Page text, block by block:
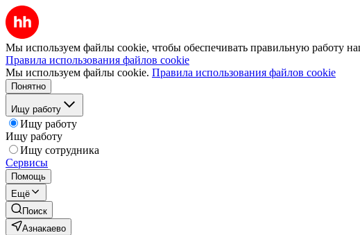
Мы используем файлы cookie, чтобы обеспечивать правильную работу
Правила использования файлов cookie
Мы используем файлы cookie. Правила использования файлов cookie
Понятно
Ищу работу
Ищу работу
Ищу работу
Ищу сотрудника
Сервисы
Помощь
Ещё
Поиск
Азнакаево